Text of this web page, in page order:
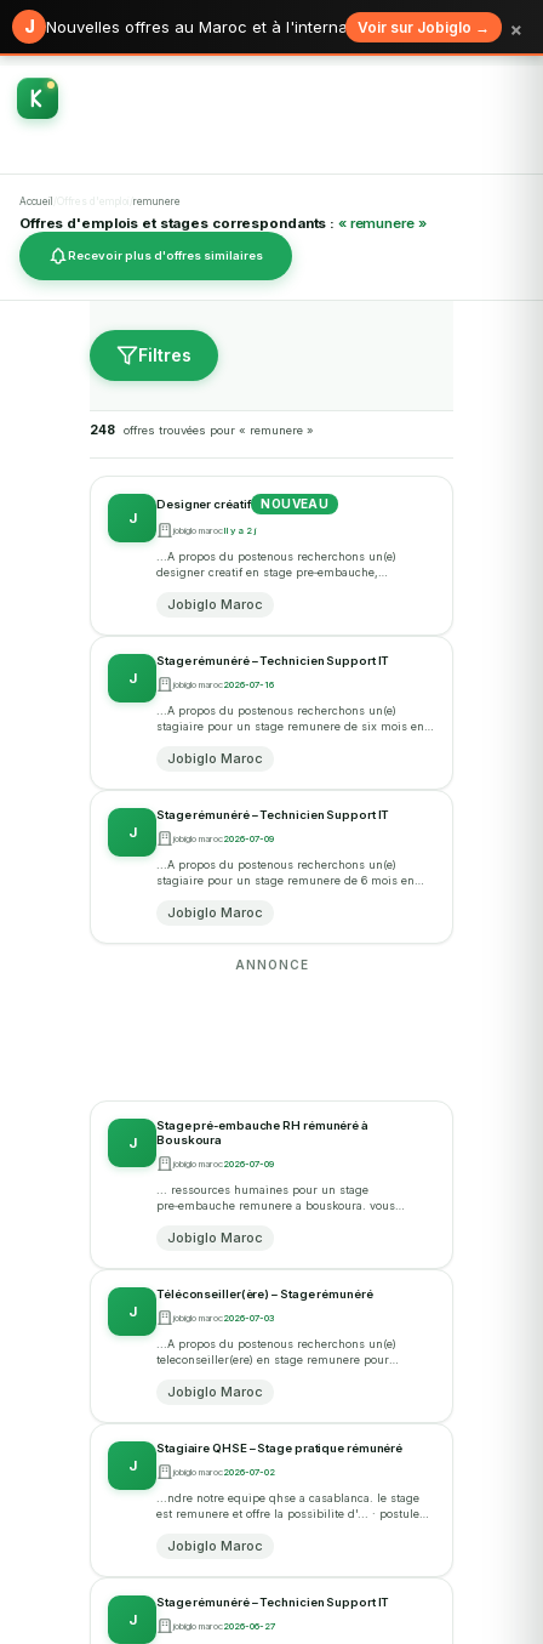
J Nouvelles offres au Maroc et à l'internationalVoir sur Jobiglo → ×
Accueil Offres d'emploi remunere
Offres d'emplois et stages correspondants : « remunere »
Recevoir plus d'offres similaires
Filtres
248 offres trouvées pour « remunere »
J
Designer créatif NOUVEAU
jobiglo marocIl y a 2 j
...A propos du postenous recherchons un(e)
designer creatif en stage pre‑embauche,
chez tizona. vous travaillerez... · postulez sur...
Jobiglo Maroc
J
Stage rémunéré – Technicien Support IT
jobiglo maroc2026-07-16
...A propos du postenous recherchons un(e)
stagiaire pour un stage remunere de six mois en
l'equipe support et... · postulez sur...
Jobiglo Maroc
J
Stage rémunéré – Technicien Support IT
jobiglo maroc2026-07-09
...A propos du postenous recherchons un(e)
stagiaire pour un stage remunere de 6 mois en
l'equipe support... · postulez sur...
Jobiglo Maroc
J
Stage pré-embauche RH rémunéré à
Bouskoura
jobiglo maroc2026-07-09
... ressources humaines pour un stage
pre‑embauche remunere a bouskoura. vous
Jobiglo Maroc
J
Téléconseiller(ère) – Stage rémunéré
jobiglo maroc2026-07-03
...A propos du postenous recherchons un(e)
teleconseiller(ere) en stage remunere pour
telephonique a rabat. vous serez a... · postulez
Jobiglo Maroc
J
Stagiaire QHSE – Stage pratique rémunéré
jobiglo maroc2026-07-02
...ndre notre equipe qhse a casablanca. le stage
est remunere et offre la possibilite d'... · postulez
Jobiglo Maroc
J
Stage rémunéré – Technicien Support IT
jobiglo maroc2026-06-27